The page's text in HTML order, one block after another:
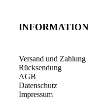
INFORMATION
Versand und Zahlung
Rücksendung
AGB
Datenschutz
Impressum